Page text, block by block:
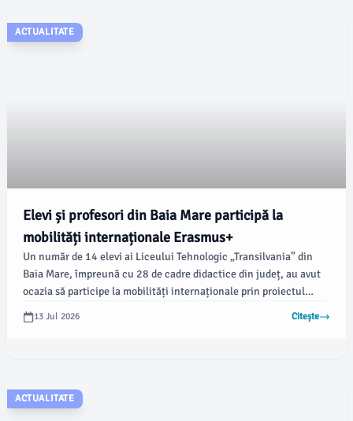
ACTUALITATE
Elevi și profesori din Baia Mare participă la
mobilități internaționale Erasmus+
Un număr de 14 elevi ai Liceului Tehnologic „Transilvania” din
Baia Mare, împreună cu 28 de cadre didactice din județ, au avut
ocazia să participe la mobilități internaționale prin proiectul
Erasmus+ 2025-1-RO01-KA121-VET-000320262, coordonat de
Inspectoratul Școlar Județean Maramureș, conform
carierele lor viitoare.
13 Jul 2026 Citește
ACTUALITATE